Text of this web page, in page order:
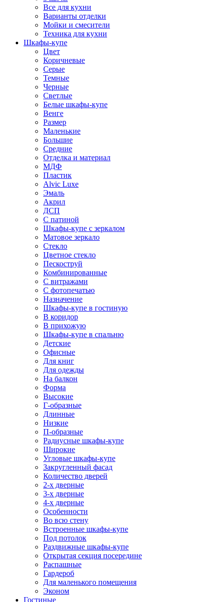
Все для кухни
Варианты отделки
Мойки и смесители
Техника для кухни
Шкафы-купе
Цвет
Коричневые
Серые
Темные
Черные
Светлые
Белые шкафы-купе
Венге
Размер
Маленькие
Большие
Средние
Отделка и материал
МДФ
Пластик
Alvic Luxe
Эмаль
Акрил
ДСП
С патиной
Шкафы-купе с зеркалом
Матовое зеркало
Стекло
Цветное стекло
Пескоструй
Комбинированные
С витражами
С фотопечатью
Назначение
Шкафы-купе в гостиную
В коридор
В прихожую
Шкафы-купе в спальню
Детские
Офисные
Для книг
Для одежды
На балкон
Форма
Высокие
Г-образные
Длинные
Низкие
П-образные
Радиусные шкафы-купе
Широкие
Угловые шкафы-купе
Закругленный фасад
Количество дверей
2-х дверные
3-х дверные
4-х дверные
Особенности
Во всю стену
Встроенные шкафы-купе
Под потолок
Раздвижные шкафы-купе
Открытая секция посередине
Распашные
Гардероб
Для маленького помещения
Эконом
Гостиные